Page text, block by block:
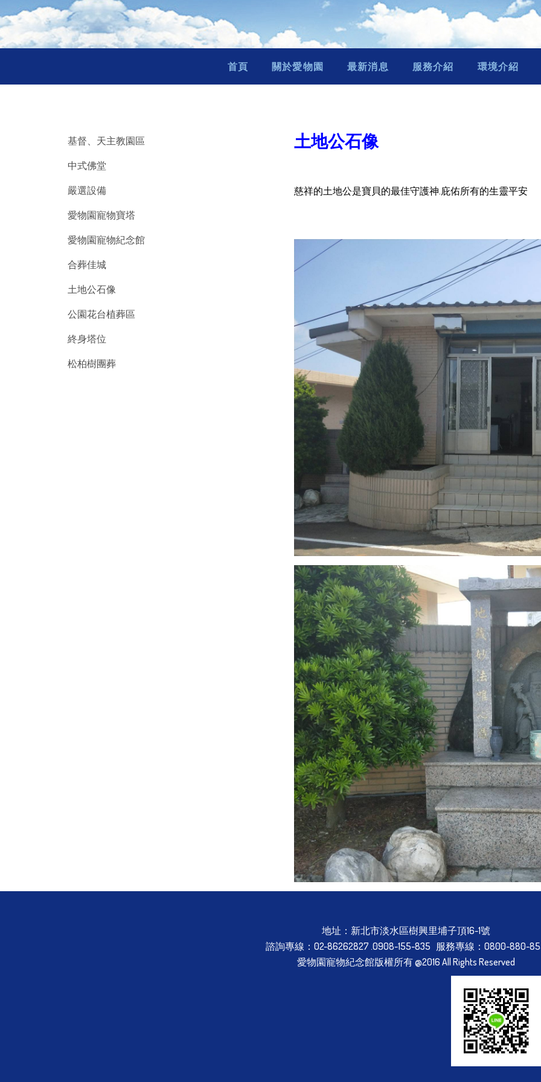
首頁 關於愛物園 最新消息 服務介紹 環境介紹
土地公石像
慈祥的土地公是寶貝的最佳守護神.庇佑所有的生靈平安
基督、天主教園區
中式佛堂
嚴選設備
愛物園寵物寶塔
愛物園寵物紀念館
合葬佳城
土地公石像
公園花台植葬區
終身塔位
松柏樹團葬
地址：新北市淡水區樹興里埔子頂16-1號
諮詢專線：02-86262827 .0908-155-835 服務專線：0800-880-
愛物園寵物紀念館版權所有 @2016 All Rights Reserved